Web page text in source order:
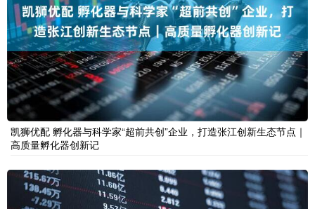
凯狮优配 孵化器与科学家“超前共创”企业，打造张江创新生态节点｜
高质量孵化器创新记